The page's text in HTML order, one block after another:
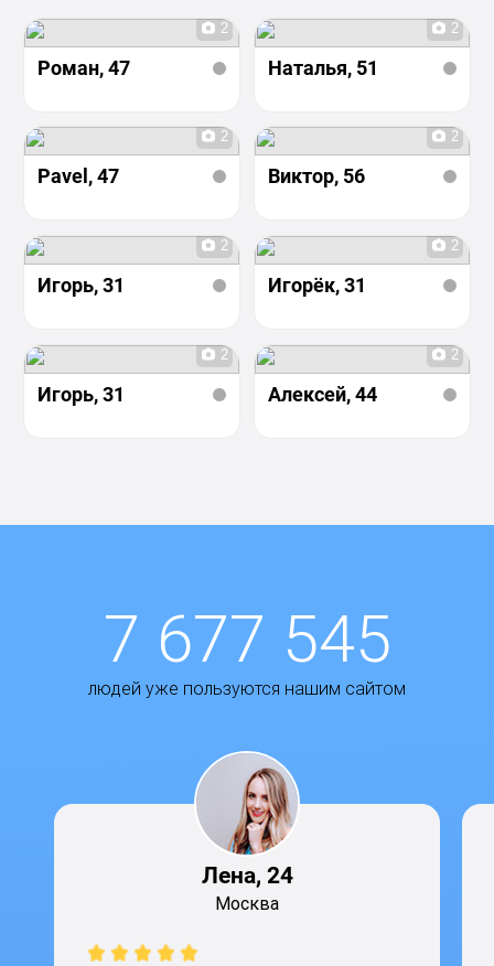
2
Роман, 47
2
Наталья, 51
2
Pavel , 47
2
Виктор, 56
2
Игорь, 31
2
Игорёк, 31
2
Игорь, 31
2
Алексей, 44
7 677 545
людей уже пользуются нашим сайтом
Лена, 24
Москва